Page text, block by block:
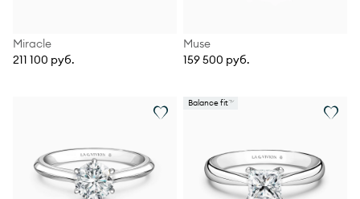
Miracle
211 100 руб.
Muse
159 500 руб.
Balance fit